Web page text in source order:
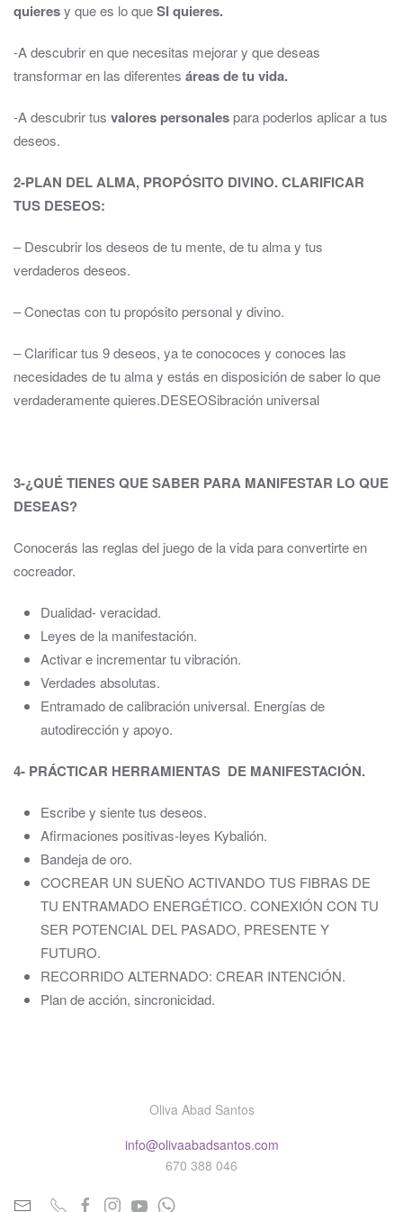
quieresy que es lo queSI quieres.
-A descubrir en que necesitas mejorar y que deseas
transformar en las diferentes áreas de tu vida.
-A descubrir tus valores personalespara poderlos aplicar a tus
deseos.
2-PLAN DEL ALMA, PROPÓSITO DIVINO. CLARIFICAR
TUS DESEOS:
– Descubrir los deseos de tu mente, de tu alma y tus
verdaderos deseos.
– Conectas con tu propósito personal y divino.
– Clarificar tus 9 deseos, ya te conococes y conoces las
necesidades de tu alma y estás en disposición de saber lo que
verdaderamente quieres.DESEOSibración universal
3-¿QUÉ TIENES QUE SABER PARA MANIFESTAR LO QUE
DESEAS?
Conocerás las reglas del juego de la vida para convertirte en
cocreador.
Dualidad- veracidad.
Leyes de la manifestación.
Activar e incrementar tu vibración.
Verdades absolutas.
Entramado de calibración universal. Energías de
autodirección y apoyo.
4- PRÁCTICAR HERRAMIENTAS DE MANIFESTACIÓN.
Escribe y siente tus deseos.
Afirmaciones positivas-leyes Kybalión.
Bandeja de oro.
COCREAR UN SUEÑO ACTIVANDO TUS FIBRAS DE
TU ENTRAMADO ENERGÉTICO. CONEXIÓN CON TU
SER POTENCIAL DEL PASADO, PRESENTE Y
FUTURO.
RECORRIDO ALTERNADO: CREAR INTENCIÓN.
Plan de acción, sincronicidad.
Oliva Abad Santos
info@olivaabadsantos.com
670 388 046